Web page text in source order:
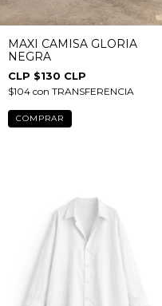
MAXI CAMISA GLORIA
NEGRA
$130 CLP
$104 con TRANSFERENCIA
COMPRAR